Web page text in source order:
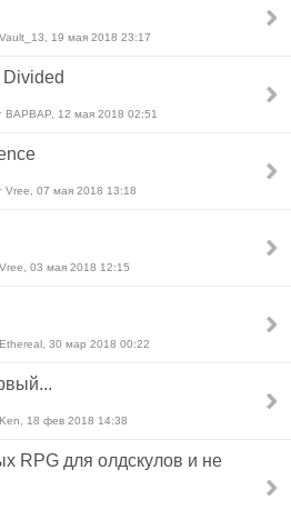
19 мая 2018 23:17
BAPBAP, 12 мая 2018 02:51
Vree, 07 мая 2018 13:18
03 мая 2018 12:15
30 мар 2018 00:22
18 фев 2018 14:38
RPG для олдскулов и не